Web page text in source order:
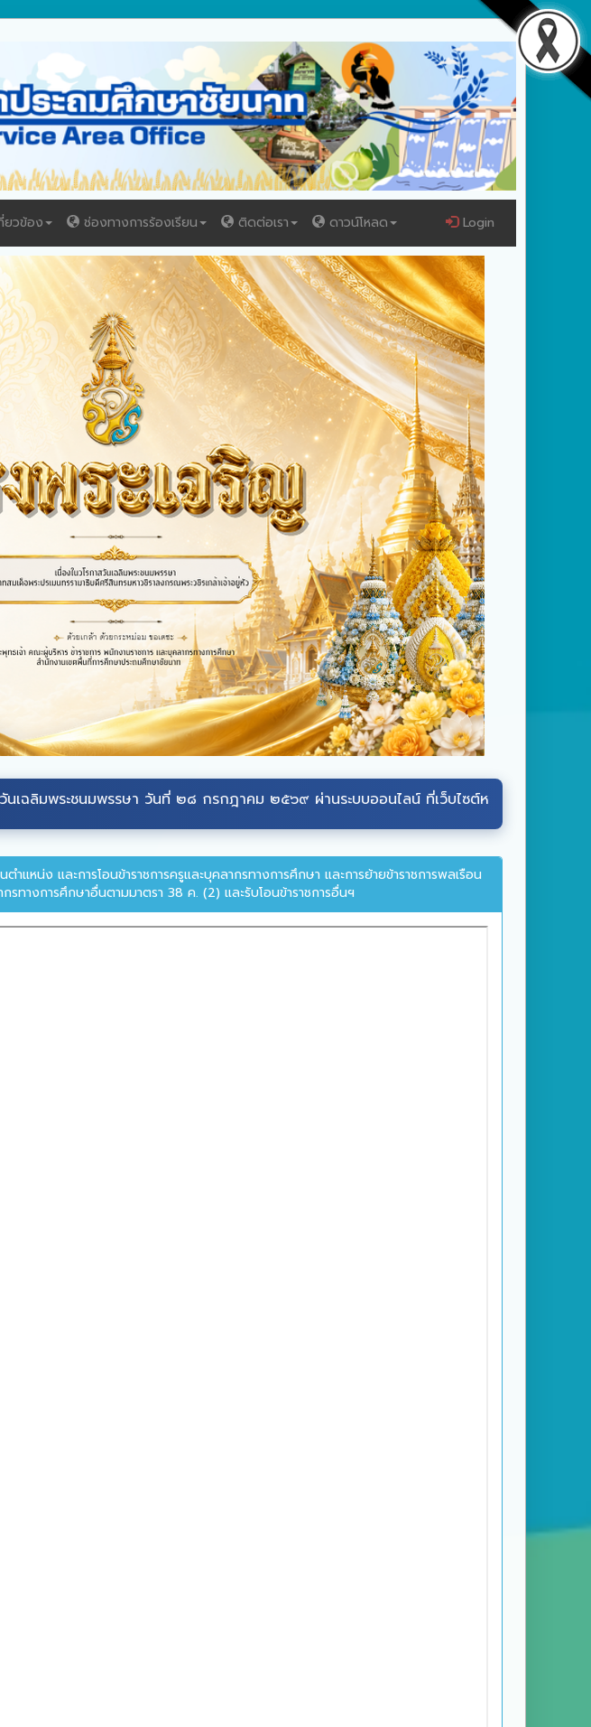
ยวข้อง ช่องทางการร้องเรียน ติดต่อเรา ดาวน์โหลด Login
มพรรษา วันที่ ๒๘ กรกฎาคม ๒๕๖๙ ผ่านระบบออนไลน์ ที่เว็บไซต์หน่วยราชการในพระองค์
ำแหน่ง และการโอนข้าราชการครูและบุคลากรทางการศึกษา และการย้ายข้าราชการพลเรือน
ทางการศึกษาอื่นตามมาตรา 38 ค. (2) และรับโอนข้าราชการอื่นฯ